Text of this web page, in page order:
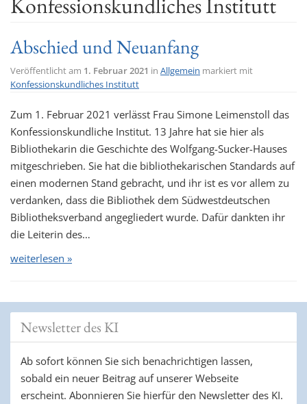
Abschied und Neuanfang
Veröffentlicht am 1. Februar 2021 in Allgemein markiert mit
Konfessionskundliches Institutt
Zum 1. Februar 2021 verlässt Frau Simone Leimenstoll das
Konfessionskundliche Institut. 13 Jahre hat sie hier als
Bibliothekarin die Geschichte des Wolfgang-Sucker-Hauses
mitgeschrieben. Sie hat die bibliothekarischen Standards auf
einen modernen Stand gebracht, und ihr ist es vor allem zu
verdanken, dass die Bibliothek dem Südwestdeutschen
Bibliotheksverband angegliedert wurde. Dafür dankten ihr
die Leiterin des…
weiterlesen »
Newsletter des KI
Ab sofort können Sie sich benachrichtigen lassen,
sobald ein neuer Beitrag auf unserer Webseite
erscheint. Abonnieren Sie hierfür den Newsletter des KI.